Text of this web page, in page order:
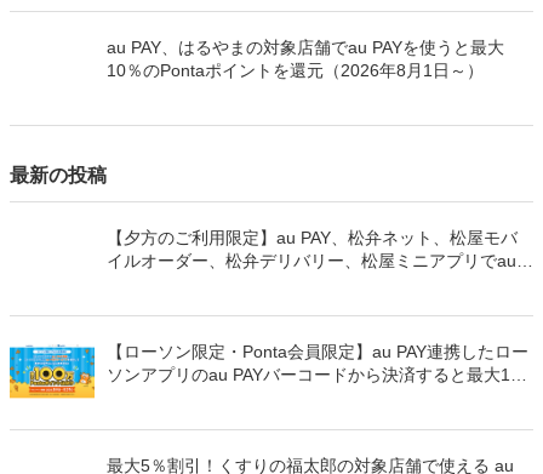
au PAY、はるやまの対象店舗でau PAYを使うと最大
10％のPontaポイントを還元（2026年8月1日～）
最新の投稿
【夕方のご利用限定】au PAY、松弁ネット、松屋モバ
イルオーダー、松弁デリバリー、松屋ミニアプリでau
【ローソン限定・Ponta会員限定】au PAY連携したロー
ソンアプリのau PAYバーコードから決済すると最大100
最大5％割引！くすりの福太郎の対象店舗で使える au